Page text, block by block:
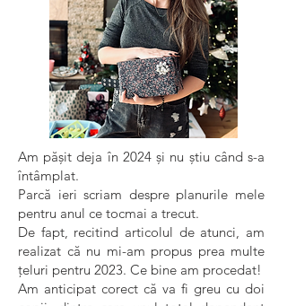
Am păşit deja în 2024 și nu ştiu când s-a
întâmplat.
Parcă ieri scriam despre planurile mele
pentru anul ce tocmai a trecut.
De fapt, recitind articolul de atunci, am
realizat că nu mi-am propus prea multe
țeluri pentru 2023. Ce bine am procedat!
Am anticipat corect că va fi greu cu doi